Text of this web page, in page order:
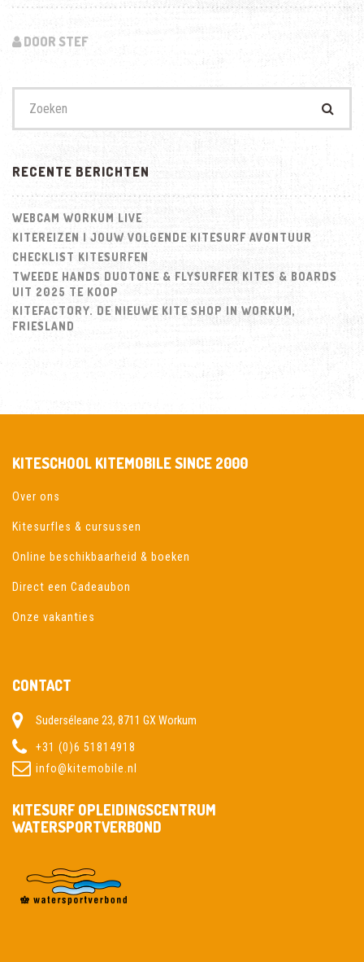
DOOR STEF
naar:
RECENTE BERICHTEN
WEBCAM WORKUM LIVE
KITEREIZEN | JOUW VOLGENDE KITESURF AVONTUUR
CHECKLIST KITESURFEN
TWEEDE HANDS DUOTONE & FLYSURFER KITES & BOARDS
UIT 2025 TE KOOP
KITEFACTORY. DE NIEUWE KITE SHOP IN WORKUM,
FRIESLAND
KITESCHOOL KITEMOBILE SINCE 2000
Over ons
Kitesurfles & cursussen
Online beschikbaarheid & boeken
Direct een Cadeaubon
Onze vakanties
CONTACT
Suderséleane 23, 8711 GX Workum
+31 (0)6 51814918
info@kitemobile.nl
KITESURF OPLEIDINGSCENTRUM
WATERSPORTVERBOND